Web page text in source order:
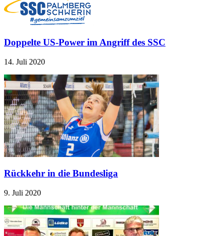
Doppelte US-Power im Angriff des SSC
14. Juli 2020
Rückkehr in die Bundesliga
9. Juli 2020